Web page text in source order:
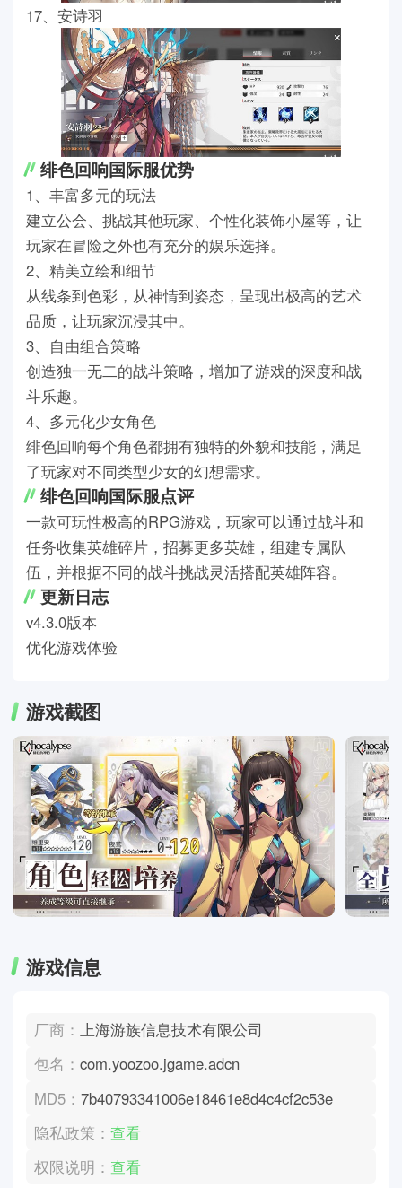
17、安诗羽
绯色回响国际服优势
1、丰富多元的玩法
建立公会、挑战其他玩家、个性化装饰小屋等，让
玩家在冒险之外也有充分的娱乐选择。
2、精美立绘和细节
从线条到色彩，从神情到姿态，呈现出极高的艺术
品质，让玩家沉浸其中。
3、自由组合策略
创造独一无二的战斗策略，增加了游戏的深度和战
斗乐趣。
4、多元化少女角色
绯色回响每个角色都拥有独特的外貌和技能，满足
了玩家对不同类型少女的幻想需求。
绯色回响国际服点评
一款可玩性极高的RPG游戏，玩家可以通过战斗和
任务收集英雄碎片，招募更多英雄，组建专属队
伍，并根据不同的战斗挑战灵活搭配英雄阵容。
更新日志
v4.3.0版本
优化游戏体验
游戏截图
游戏信息
厂商：上海游族信息技术有限公司
包名：com.yoozoo.jgame.adcn
MD5：7b40793341006e18461e8d4c4cf2c53e
隐私政策：查看
权限说明：查看